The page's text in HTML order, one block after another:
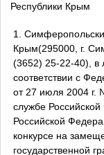
Республики Крым
1.
Крым(295000, г.
(3652) 25-22-40), в
соответствии с
от 27 июля 2004 г.
службе
Российской
конкурсе на
государственной